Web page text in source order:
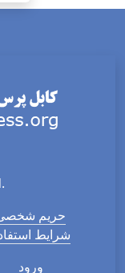
حریم
شرایط
ورود